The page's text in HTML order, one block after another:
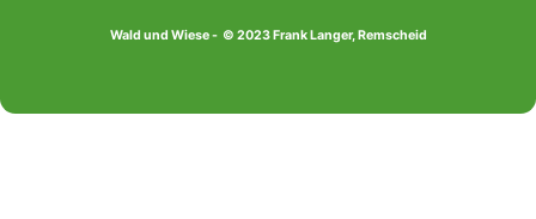
Wald und Wiese - © 2023 Frank Langer, Remscheid